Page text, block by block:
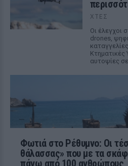
ΧΤΕΣ
Οι έλεγχοι
drones,
Κτηματικές
αυτοψίες
Φωτιά στο Ρέθυμνο: Οι
θάλασσας» που με τα
πάνω από 100 ανθρώπους